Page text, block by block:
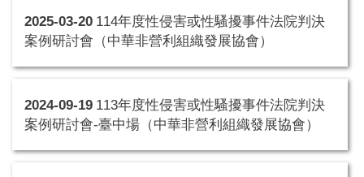
2025-03-20 114年度性侵害或性騷擾事件法院判決
案例研討會（中華非營利組織發展協會）
2024-09-19 113年度性侵害或性騷擾事件法院判決
案例研討會-臺中場（中華非營利組織發展協會）